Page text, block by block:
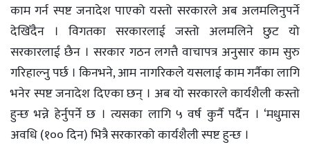
काम गर्न स्पष्ट जनादेश पाएको यस्तो सरकारले अब अलमलिनुपर्ने
देखिँदैन । विगतका सरकारलाई जस्तो अलमलिने छुट यो
सरकारलाई छैन । सरकार गठन लगत्तै वाचापत्र अनुसार काम सुरु
गरिहाल्नु पर्छ । किनभने, आम नागरिकले यसलाई काम गर्नैका लागि
भनेर स्पष्ट जनादेश दिएका छन् । अब यो सरकारले कार्यशैली कस्तो
हुन्छ भन्ने हेर्नुपर्ने छ । त्यसका लागि ५ वर्ष कुर्नै पर्दैन । ‘मधुमास
अवधि (१०० दिन) भित्रै सरकारको कार्यशैली स्पष्ट हुन्छ ।